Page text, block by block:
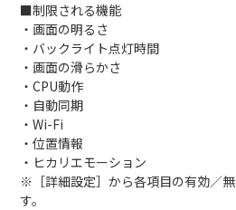
■制限される機能
・画面の明るさ
・バックライト点灯時間
・画面の滑らかさ
・CPU動作
・自動同期
・Wi-Fi
・位置情報
・ヒカリエモーション
※［詳細設定］から各項目の有効／
す。